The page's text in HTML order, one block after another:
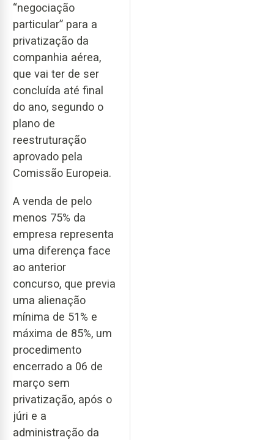
“negociação
particular” para a
privatização da
companhia aérea,
que vai ter de ser
concluída até final
do ano, segundo o
plano de
reestruturação
aprovado pela
Comissão Europeia.
A venda de pelo
menos 75% da
empresa representa
uma diferença face
ao anterior
concurso, que previa
uma alienação
mínima de 51% e
máxima de 85%, um
procedimento
encerrado a 06 de
março sem
privatização, após o
júri e a
administração da